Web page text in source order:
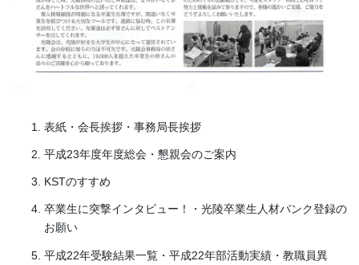
表紙・会長挨拶・事務局長挨拶
平成23年度年度総会・懇親会のご案内
KSTのすすめ
卒業生に突撃インタビュー！・光陵卒業生人材バンク登録の
お願い
平成22年受験結果一覧・平成22年部活動実績・教職員異